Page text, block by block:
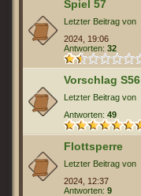
Spiel 57
Letzter Beitrag von
2024, 19:06
Antworten: 32
Vorschlag S56
Letzter Beitrag von
Antworten: 49
Flottsperre
Letzter Beitrag von
2024, 12:37
Antworten: 9